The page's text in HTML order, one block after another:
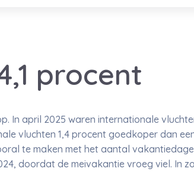
procent
In april 2025 waren internationale
vluchten 1,4 procent goedkoper dan
te maken met het aantal
doordat de meivakantie vroeg viel. In